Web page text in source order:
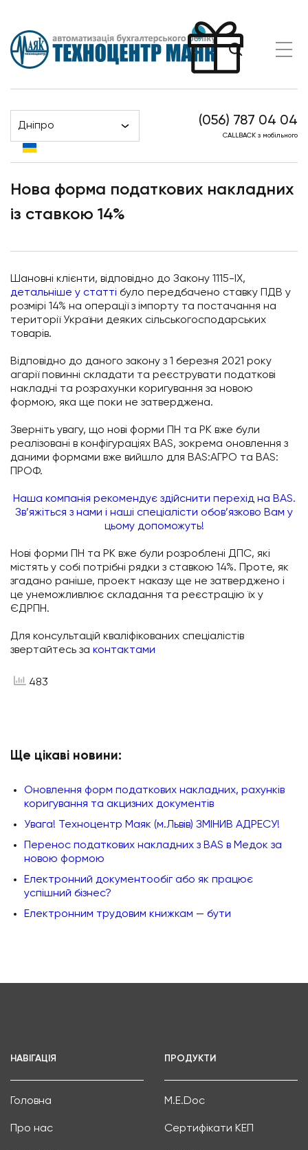
Дніпро (056) 787 04 04
CALLBACK з мобільного
Головна Новини
Нова форма податкових накладних із ставкою 14%
Нова форма податкових накладних
із ставкою 14%
Шановні клієнти, відповідно до Закону 1115-ІХ,
детальніше у статті було передбачено ставку ПДВ у
розмірі 14% на операції з імпорту та постачання на
території України деяких сільськогосподарських
товарів.
Відповідно до даного закону з 1 березня 2021 року
агарії повинні складати та реєструвати податкові
накладні та розрахунки коригування за новою
формою, яка ще поки не затверджена.
Зверніть увагу, що нові форми ПН та РК вже були
реалізовані в конфігураціях BAS, зокрема оновлення з
даними формами вже вийшло для BAS:АГРО та BAS:
ПРОФ.
Наша компанія рекомендує здійснити перехід на BAS.
Зв’яжіться з нами і наші спеціалісти обов’язково Вам у
цьому допоможуть!
Нові форми ПН та РК вже були розроблені ДПС, які
містять у собі потрібні рядки з ставкою 14%. Проте, як
згадано раніше, проект наказу ще не затверджено і
це унеможливлює складання та реєстрацію їх у
ЄДРПН.
Для консультацій кваліфікованих спеціалістів
звертайтесь за контактами
483
Ще цікаві новини:
Оновлення форм податкових накладних, рахунків
коригування та акцизних документів
Увага! Техноцентр Маяк (м.Львів) ЗМІНИВ АДРЕСУ!
Перенос податкових накладних з BAS в Медок за
новою формою
Електронний документообіг або як працює
успішний бізнес?
Електронним трудовим книжкам — бути
НАВІГАЦІЯ
Головна
Про нас
ПРОДУКТИ
M.E.Doc
Сертифікати КЕП